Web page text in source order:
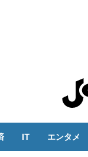
IT エンタメ